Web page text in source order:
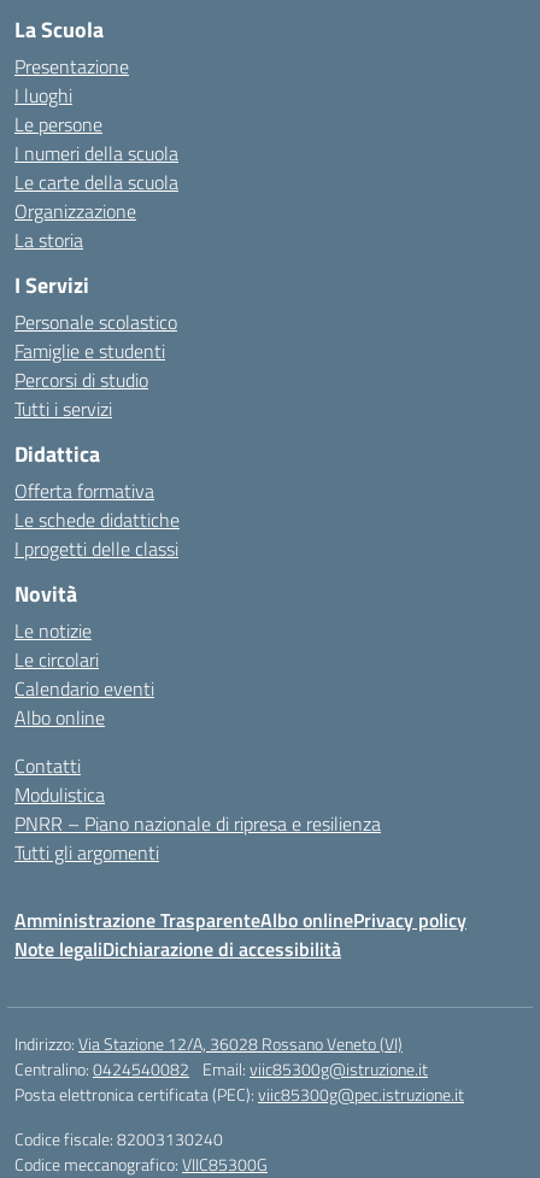
La Scuola
Presentazione
I luoghi
Le persone
I numeri della scuola
Le carte della scuola
Organizzazione
La storia
I Servizi
Personale scolastico
Famiglie e studenti
Percorsi di studio
Tutti i servizi
Didattica
Offerta formativa
Le schede didattiche
I progetti delle classi
Novità
Le notizie
Le circolari
Calendario eventi
Albo online
Contatti
Modulistica
PNRR – Piano nazionale di ripresa e resilienza
Tutti gli argomenti
Amministrazione TrasparenteAlbo onlinePrivacy policy
Note legaliDichiarazione di accessibilità
Indirizzo:Via Stazione 12/A, 36028 Rossano Veneto (VI)
Centralino:0424540082 Email:viic85300g@istruzione.it
Posta elettronica certificata (PEC):viic85300g@pec.istruzione.it
Codice fiscale: 82003130240
Codice meccanografico:VIIC85300G